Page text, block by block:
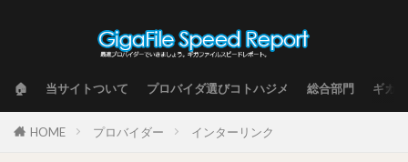
🏠 当サイトついて プロバイダ選びコトハジメ 総合部門 ギガ
HOME プロバイダー インターリンク